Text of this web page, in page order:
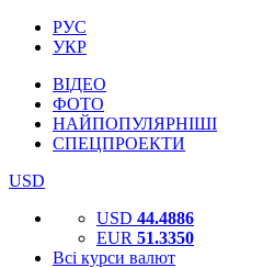
РУС
УКР
ВІДЕО
ФОТО
НАЙПОПУЛЯРНІШІ
СПЕЦПРОЕКТИ
USD
USD 44.4886
EUR 51.3350
Всі курси валют